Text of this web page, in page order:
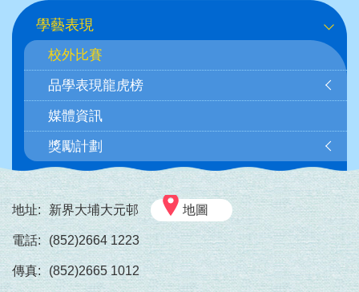
Main
navigation
(自
訂)
學藝表現
校外比賽
品學表現龍虎榜
媒體資訊
獎勵計劃
地址: 新界大埔大元邨 地圖
電話: (852)2664 1223
傳真: (852)2665 1012